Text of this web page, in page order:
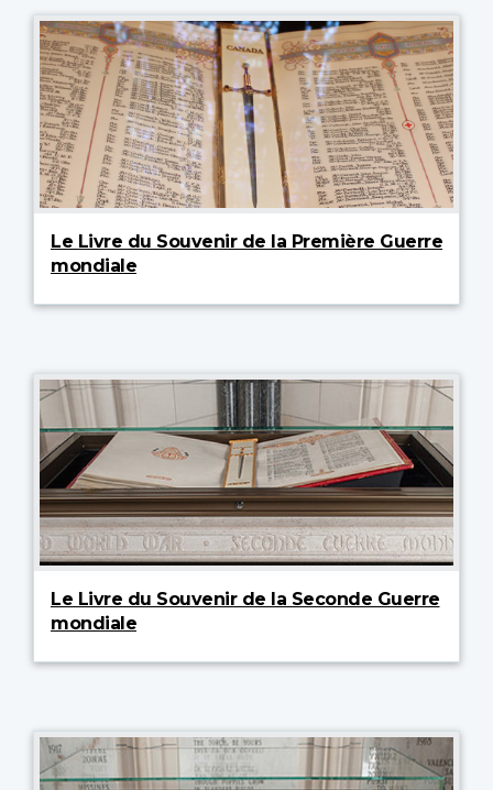
Le Livre du Souvenir de la Première Guerre
mondiale
Le Livre du Souvenir de la Seconde Guerre
mondiale